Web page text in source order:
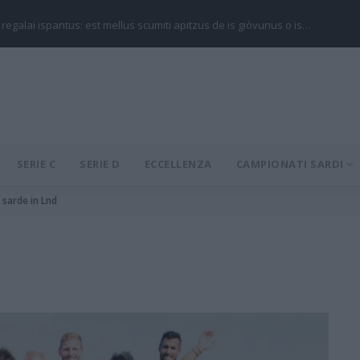
regalai ispantus: est mellus scumiti apitzus de is giòvunus o is…
SERIE C SERIE D ECCELLENZA CAMPIONATI SARDI
in Lnd